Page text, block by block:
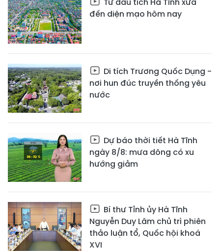
đến diện mạo hôm nay
Di tích Trương Quốc Dụng -
nơi hun đúc truyền thống yêu
nước
Dự báo thời tiết Hà Tĩnh
ngày 8/8: mưa dông có xu
hướng giảm
Bí thư Tỉnh ủy Hà Tĩnh
Nguyễn Duy Lâm chủ trì phiên
thảo luận tổ, Quốc hội khoá
XVI